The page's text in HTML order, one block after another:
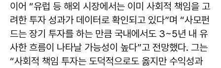
이어 “유럽 등 해외 시장에서는 이미 사회적 책임을 고
려한 투자 성과가 데이터로 확인되고 있다”며 “사모펀
드는 장기 투자를 하는 만큼 국내에서도 3~5년 내 유
사한 흐름이 나타날 가능성이 높다”고 전망했다. 그는
“사회적 책임 투자는 도덕적으로도 옳지만 수익성과